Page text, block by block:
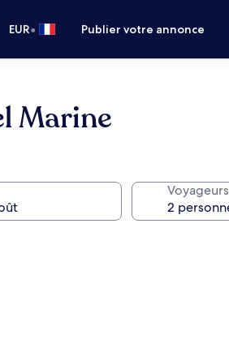
EUR• Publier votre annonce
Marine
Voyageurs